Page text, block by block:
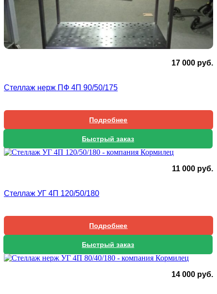
17 000 руб.
Стеллаж нерж ПФ 4П 90/50/175
Подробнее
Быстрый заказ
11 000 руб.
Стеллаж УГ 4П 120/50/180
Подробнее
Быстрый заказ
14 000 руб.